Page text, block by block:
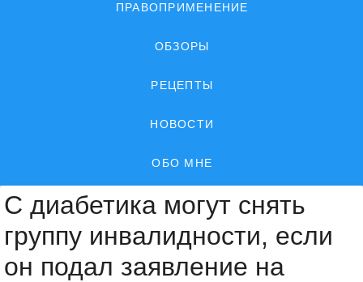
ПРАВОПРИМЕНЕНИЕ
ОБЗОРЫ
РЕЦЕПТЫ
НОВОСТИ
ОБО МНЕ
С диабетика могут снять
группу инвалидности, если
он подал заявление на